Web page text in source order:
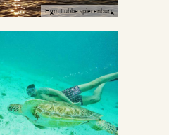
Hgm Lubbe spierenburg